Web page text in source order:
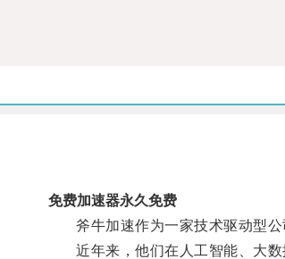
免费加速器永久免费
斧牛加速作为一家技术驱动型公
近年来，他们在人工智能、大数